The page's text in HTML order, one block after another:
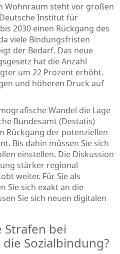
steht vor großen
Institut für
2030 einen Rückgang des
viele Bindungsfristen
der Bedarf. Das neue
hat die Anzahl
um 22 Prozent erhöht.
und höheren Druck auf
Wandel die Lage
Bundesamt (Destatis)
Rückgang der potenziellen
Bis dahin müssen Sie sich
einstellen. Die Diskussion
stärker regional
weiter. Für Sie als
Sie sich exakt an die
Sie sich neuen digitalen
Strafen bei
Sozialbindung?